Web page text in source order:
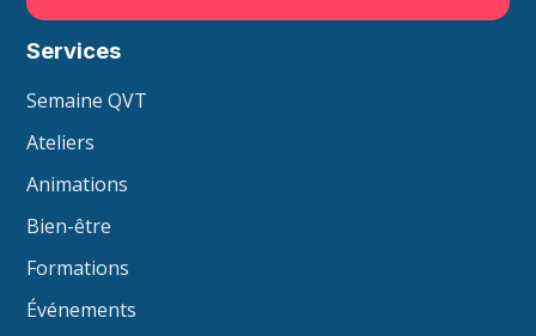
Services
Semaine QVT
Ateliers
Animations
Bien-être
Formations
Événements